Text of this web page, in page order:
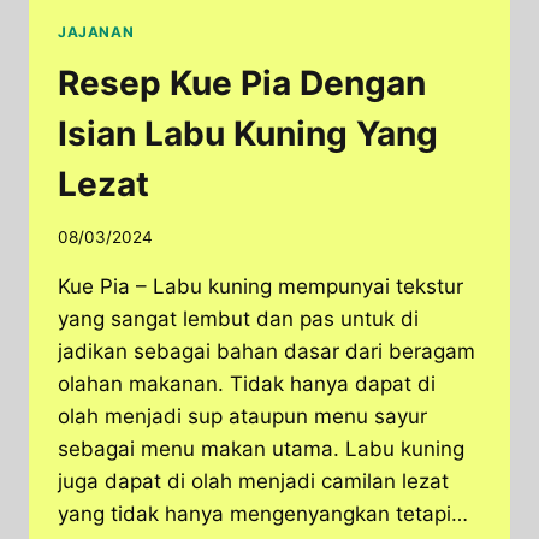
JAJANAN
Resep Kue Pia Dengan
Isian Labu Kuning Yang
Lezat
08/03/2024
Kue Pia – Labu kuning mempunyai tekstur
yang sangat lembut dan pas untuk di
jadikan sebagai bahan dasar dari beragam
olahan makanan. Tidak hanya dapat di
olah menjadi sup ataupun menu sayur
sebagai menu makan utama. Labu kuning
juga dapat di olah menjadi camilan lezat
yang tidak hanya mengenyangkan tetapi…